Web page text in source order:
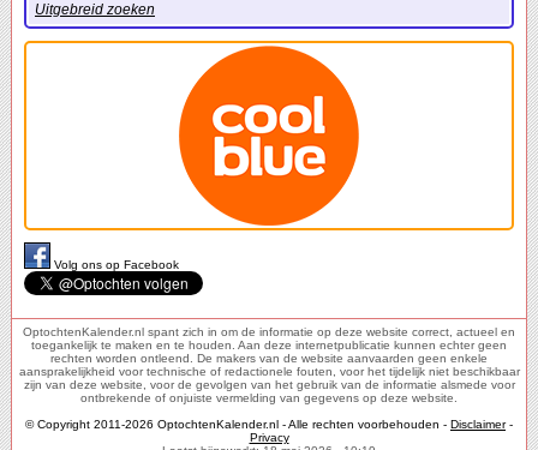
Uitgebreid zoeken
Volg ons op Facebook
OptochtenKalender.nl spant zich in om de informatie op deze website correct, actueel en
toegankelijk te maken en te houden. Aan deze internetpublicatie kunnen echter geen
rechten worden ontleend. De makers van de website aanvaarden geen enkele
aansprakelijkheid voor technische of redactionele fouten, voor het tijdelijk niet beschikbaar
zijn van deze website, voor de gevolgen van het gebruik van de informatie alsmede voor
ontbrekende of onjuiste vermelding van gegevens op deze website.
© Copyright 2011-2026 OptochtenKalender.nl - Alle rechten voorbehouden - Disclaimer-
Privacy